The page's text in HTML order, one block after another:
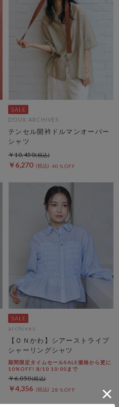
DOUX ARCHIVES
テンセル開衿ドルマンオーバー
シャツ
￥6,270 40％OFF
￥10,450
archives
【ＯＮかわ】シアーストライプ
シャーリングシャツ
期間限定タイムセールSALE価格から更に
10%OFF! 8/10 10:00まで
￥4,356 28％OFF
￥6,050